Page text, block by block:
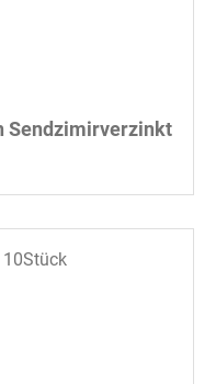
Sendzimirverzinkt